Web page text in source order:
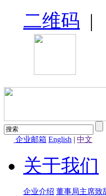
二维码 |
企业邮箱 English | 中文
关于我们
企业介绍 董事局主席致